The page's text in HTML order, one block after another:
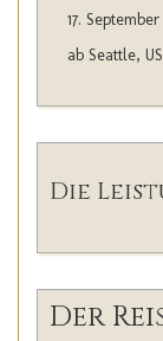
17.
ab Seattle,
Die
Der